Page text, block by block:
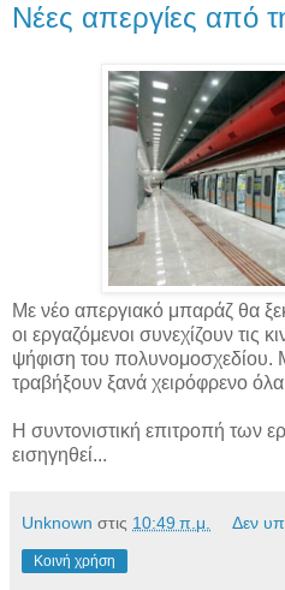
Nέες απεργίες από
Με νέο απεργιακό μπαράζ θα
οι εργαζόμενοι συνεχίζουν τις
ψήφιση του πολυνομοσχεδίου.
τραβήξουν ξανά χειρόφρενο
Η συντονιστική επιτροπή των
εισηγηθεί...
Unknown στις 10:49 π.μ. Δεν
Κοινή χρήση